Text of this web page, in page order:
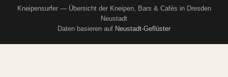
Kneipensurfer — Übersicht der Kneipen, Bars & Cafés in Dresden
Neustadt
Daten basieren auf Neustadt-Geflüster